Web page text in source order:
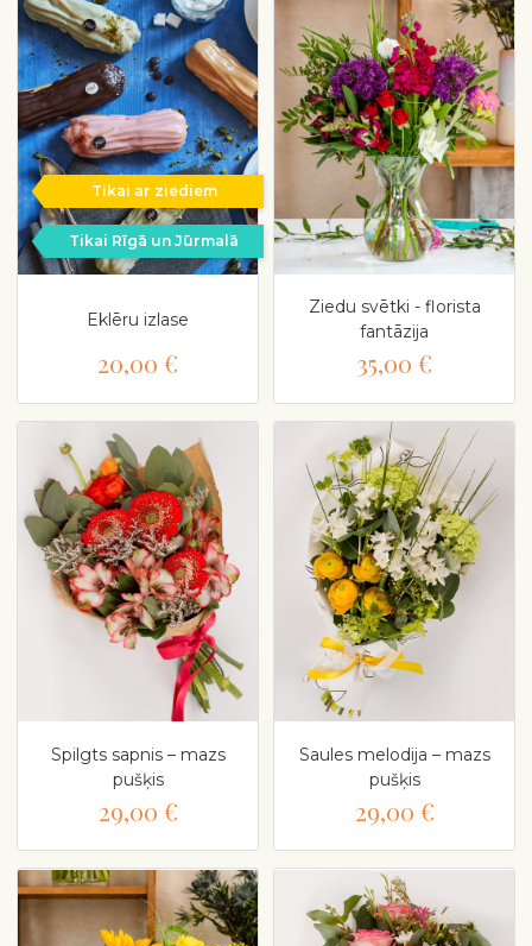
Tikai ar ziediem
Tikai Rīgā un Jūrmalā
Eklēru izlase
20,00 €
Ziedu svētki - florista
fantāzija
35,00 €
Spilgts sapnis – mazs
pušķis
29,00 €
Saules melodija – mazs
pušķis
29,00 €